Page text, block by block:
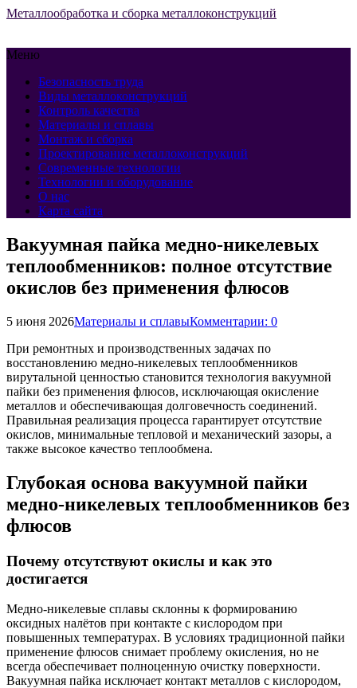
Металлообработка и сборка металлоконструкций
Меню
Безопасность труда
Виды металлоконструкций
Контроль качества
Материалы и сплавы
Монтаж и сборка
Проектирование металлоконструкций
Современные технологии
Технологии и оборудование
О нас
Карта сайта
Вакуумная пайка медно-никелевых
теплообменников: полное отсутствие
окислов без применения флюсов
5 июня 2026Материалы и сплавыКомментарии: 0
При ремонтных и производственных задачах по
восстановлению медно-никелевых теплообменников
вирутальной ценностью становится технология вакуумной
пайки без применения флюсов, исключающая окисление
металлов и обеспечивающая долговечность соединений.
Правильная реализация процесса гарантирует отсутствие
окислов, минимальные тепловой и механический зазоры, а
также высокое качество теплообмена.
Глубокая основа вакуумной пайки
медно-никелевых теплообменников без
флюсов
Почему отсутствуют окислы и как это
достигается
Медно-никелевые сплавы склонны к формированию
оксидных налётов при контакте с кислородом при
повышенных температурах. В условиях традиционной пайки
применение флюсов снимает проблему окисления, но не
всегда обеспечивает полноценную очистку поверхности.
Вакуумная пайка исключает контакт металлов с кислородом,